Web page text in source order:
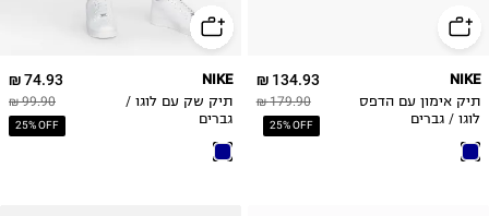
134.93 ₪
179.90 ₪
25% OFF
NIKE
תיק אימון עם הדפס
לוגו / גברים
74.93 ₪
99.90 ₪
25% OFF
NIKE
תיק שק עם לוגו /
גברים